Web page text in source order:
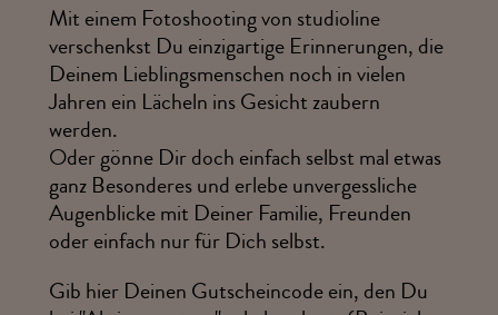
Mit einem Fotoshooting von studioline
verschenkst Du einzigartige Erinnerungen, die
Deinem Lieblingsmenschen noch in vielen
Jahren ein Lächeln ins Gesicht zaubern
werden.
Oder gönne Dir doch einfach selbst mal etwas
ganz Besonderes und erlebe unvergessliche
Augenblicke mit Deiner Familie, Freunden
oder einfach nur für Dich selbst.
Gib hier Deinen Gutscheincode ein, den Du